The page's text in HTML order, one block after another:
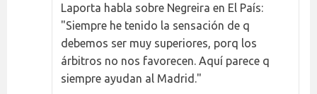
Laporta habla sobre Negreira en El País:
"Siempre he tenido la sensación de q
debemos ser muy superiores, porq los
árbitros no nos favorecen. Aquí parece q
siempre ayudan al Madrid."